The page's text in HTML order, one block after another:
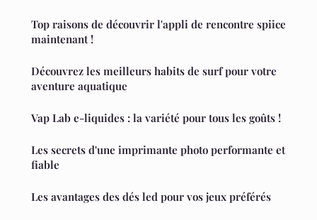
Top raisons de découvrir l'appli de rencontre spiice
maintenant !
Découvrez les meilleurs habits de surf pour votre
aventure aquatique
Vap Lab e-liquides : la variété pour tous les goûts !
Les secrets d'une imprimante photo performante et
fiable
Les avantages des dés led pour vos jeux préférés